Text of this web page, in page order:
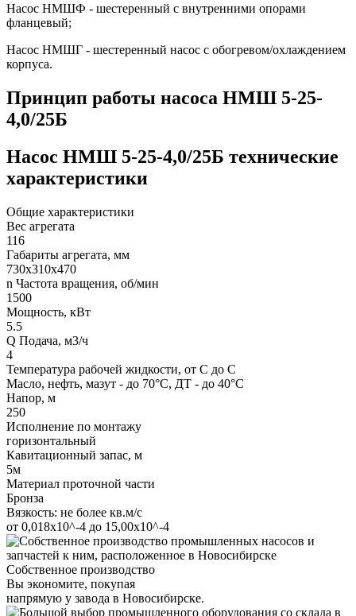
Насос НМШФ - шестеренный с внутренними опорами
фланцевый;
Насос НМШГ - шестеренный насос с обогревом/охлаждением
корпуса.
Принцип работы насоса НМШ 5-25-
4,0/25Б
Насос НМШ 5-25-4,0/25Б технические
характеристики
Общие характеристики
Вес агрегата
116
Габариты агрегата, мм
730х310х470
n Частота вращения, об/мин
1500
Мощность, кВт
5.5
Q Подача, м3/ч
4
Температура рабочей жидкости, от С до С
Масло, нефть, мазут - до 70°С, ДТ - до 40°С
Напор, м
250
Исполнение по монтажу
горизонтальный
Кавитационный запас, м
5м
Материал проточной части
Бронза
Вязкость: не более кв.м/с
от 0,018х10^-4 до 15,00х10^-4
Собственное производство
Вы экономите, покупая
напрямую у завода в Новосибирске.